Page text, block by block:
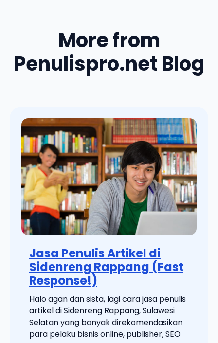
More from
Penulispro.net Blog
Jasa Penulis Artikel di
Sidenreng Rappang (Fast
Response!)
Halo agan dan sista, lagi cara jasa penulis
artikel di Sidenreng Rappang, Sulawesi
Selatan yang banyak direkomendasikan
para pelaku bisnis online, publisher, SEO